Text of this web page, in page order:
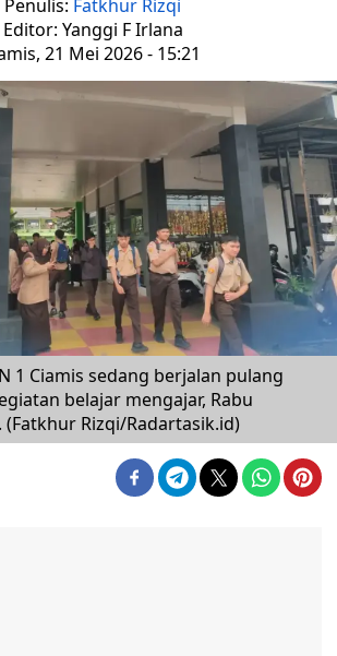
Penulis: Fatkhur Rizqi
Editor: Yanggi F Irlana
21 Mei 2026 - 15:21
1 Ciamis sedang berjalan pulang
belajar mengajar, Rabu
(Fatkhur Rizqi/Radartasik.id)